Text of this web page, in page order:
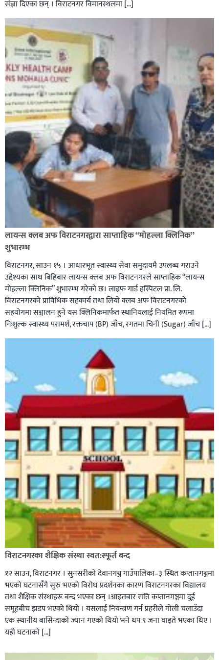
संज्ञा दिएका छन् । विराटनगर विमानस्थलमा […]
लायन्स क्लब अफ विराटनगरद्वारा साप्ताहिक “मोहल्ला क्लिनिक”
शुभारम्भ
विराटनगर, साउन १५ । आधारभूत स्वास्थ्य सेवा समुदायमै उपलब्ध गराउने
उद्देश्यका साथ बिहिबार लायन्स क्लब अफ विराटनगरले साप्ताहिक “लायन्स
मोहल्ला क्लिनिक” शुभारम्भ गरेकाे छ। लाइफ गार्ड हस्पिटल प्रा. लि.
विराटनगरको प्राविधिक सहकार्य तथा लियो क्लब अफ विराटनगरको
सहयोगमा सञ्चालन हुने यस क्लिनिकमार्फत स्थानियलाई नियमित रूपमा
निःशुल्क स्वास्थ्य परामर्श, रक्तचाप (BP) जाँच, रगतमा चिनी (Sugar) जाँच […]
विराटनगरका शैक्षिक संस्था स्वत:स्फूर्त बन्द
१२ साउन, विराटनगर । सुनसरीको देवानगञ्ज गाउँपालिका–३ स्थित कप्तानगञ्जमा
भएको घटनासँगै सुरु भएको विरोध प्रदर्शनका कारण विराटनगरका विद्यालय
तथा शैक्षिक संस्थाहरू बन्द भएका छन् ।आइतबार राति कप्तानगञ्जमा दुई
समूहबीच झडप भएको थियो । यसलाई नियन्त्रण गर्न प्रहरीले गोली चलाउँदा
एक स्थानीय बासिन्दाको ज्यान गएको थियो भने थप ९ जना घाइते भएका थिए ।
यही घटनाको […]